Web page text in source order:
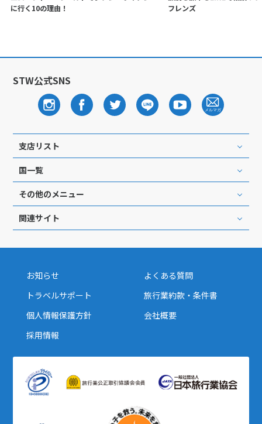
に行く10の理由！
フレンズ
STW公式SNS
支店リスト
国一覧
その他のメニュー
関連サイト
お知らせ
よくある質問
トラベルサポート
旅行業約款・条件書
個人情報保護方針
会社概要
採用情報